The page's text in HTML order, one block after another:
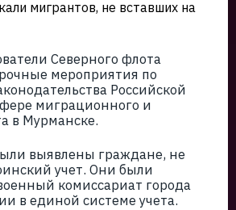
мигрантов, не вставших на
Северного флота
мероприятия по
Российской
миграционного и
в Мурманске.
выявлены граждане, не
учет. Они были
комиссариат города
в единой системе учета.